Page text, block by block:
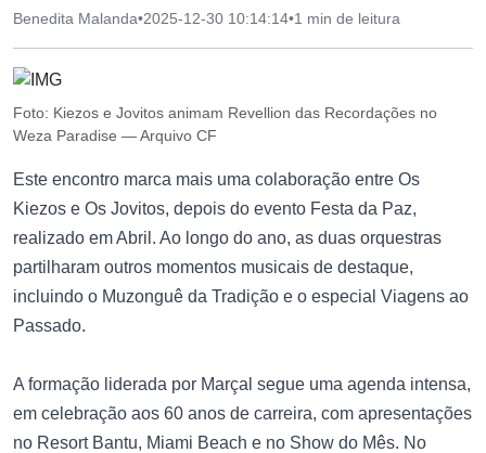
Benedita Malanda•2025-12-30 10:14:14•1 min de leitura
Foto: Kiezos e Jovitos animam Revellion das Recordações no
Weza Paradise — Arquivo CF
Este encontro marca mais uma colaboração entre Os
Kiezos e Os Jovitos, depois do evento Festa da Paz,
realizado em Abril. Ao longo do ano, as duas orquestras
partilharam outros momentos musicais de destaque,
incluindo o Muzonguê da Tradição e o especial Viagens ao
Passado.
A formação liderada por Marçal segue uma agenda intensa,
em celebração aos 60 anos de carreira, com apresentações
no Resort Bantu, Miami Beach e no Show do Mês. No